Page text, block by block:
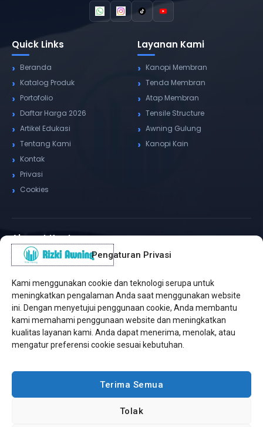
Pengaturan Privasi
Kami menggunakan cookie dan teknologi serupa untuk
meningkatkan pengalaman Anda saat menggunakan website
ini. Dengan menyetujui penggunaan cookie, Anda membantu
kami memahami penggunaan website dan meningkatkan
kualitas layanan kami. Anda dapat menerima, menolak, atau
mengatur preferensi cookie sesuai kebutuhan.
Terima Semua
Tolak
Quick Links
Beranda
Katalog Produk
Portofolio
Daftar Harga 2026
Artikel Edukasi
Tentang Kami
Kontak
Privasi
Cookies
Layanan Kami
Kanopi Membran
Tenda Membran
Atap Membran
Tensile Structure
Awning Gulung
Kanopi Kain
Alamat Kantor
✆ WhatsApp / Telepon
Pusat Sukabumi
Sukamanis, Kadudampit, Sukabumi
Cabang Jakarta
Kembangan, Jakarta Barat
Sektor A3, Tangerang Selatan